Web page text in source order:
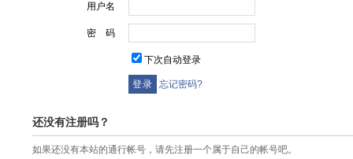
用户名
密 码
下次自动登录
忘记密码?
还没有注册吗？
如果还没有本站的通行帐号，请先注册一个属于自己的帐号吧。